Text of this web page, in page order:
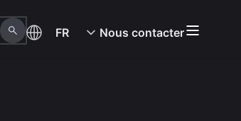
FR Nous contacter